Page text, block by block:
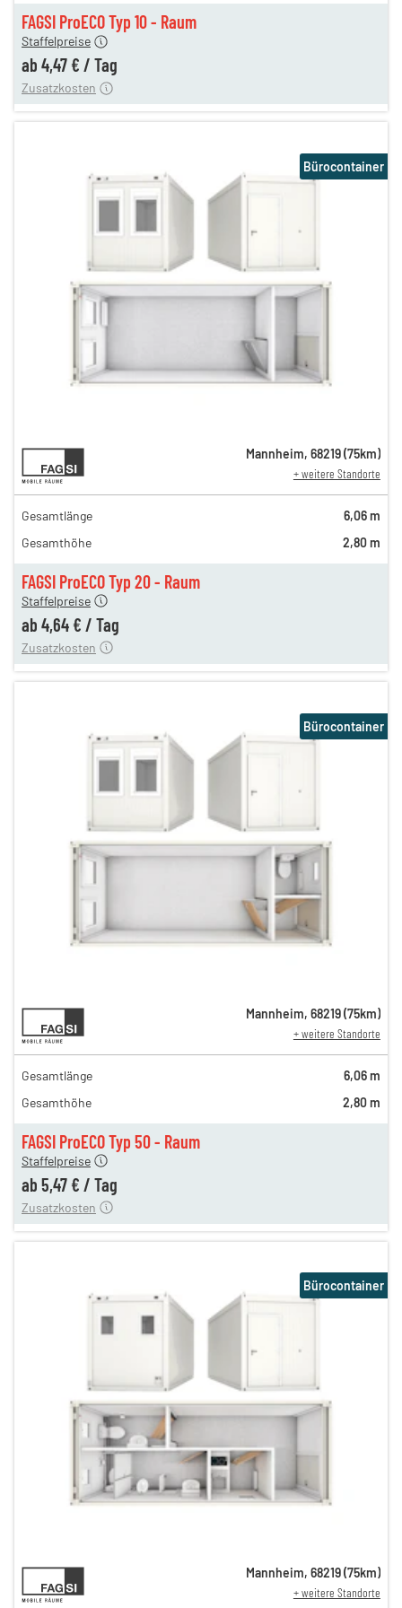
FAGSI ProECO Typ 10 - Raum
Staffelpreise
ab 4,47 € / Tag
180,00 €
110,00 €
Zusatzkosten
FAGSI ProECO Typ 20 - Raum
8,14 €
8,14 €
6,74 €
4,97 €
4,81 €
Staffelpreise
ab 4,64 € / Tag
180,00 €
110,00 €
Zusatzkosten
Bürocontainer
Mannheim, 68219(75km)
+ weitere Standorte
Gesamtlänge
6,06 m
Gesamthöhe
2,80 m
FAGSI ProECO Typ 50 - Raum
10,31 €
10,31 €
9,24 €
6,74 €
5,64 €
Staffelpreise
ab 5,47 € / Tag
180,00 €
110,00 €
Zusatzkosten
Bürocontainer
Mannheim, 68219(75km)
+ weitere Standorte
Gesamtlänge
6,06 m
Gesamthöhe
2,80 m
12,81 €
12,81 €
Bürocontainer
Mannheim, 68219(75km)
+ weitere Standorte